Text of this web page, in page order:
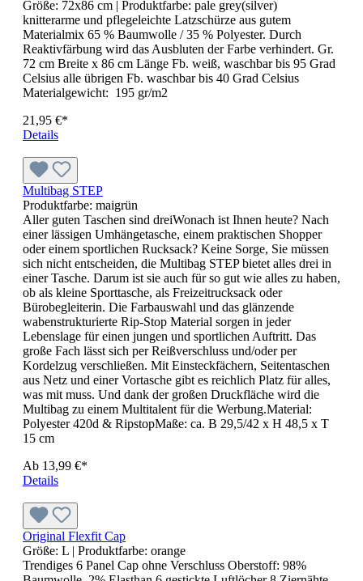
besonderen Blickfang. Das stabile Vollholzgestell in
Naturholz, der strapazierfähige Polyesterbezug und eine
Belastbarkeit von bis zu 120 kg garantieren eine langlebige
Qualität. Der hochwertige Multicolor-Druck auf der Vorder-
oder Rückseite der Rückenlehne ist bereits im Preis enthalten.
Da jeder Regiestuhl individuell gefertigt wird, stimmen wir
Vor Produktionsbeginn erhalten Sie selbstverständlich einen
Korrekturabzug zur Freigabe, sodass Ihr Regiestuhl genau
Regiestuhl ALFRED mit gekreuzten Beinen Hochwertiges
Vollholzgestell, Farbe Natur Strapazierfähiger Polyesterbezug
in Natur Klappbar und platzsparend zu verstauen Multicolor-
Bedruckung auf Vorder- oder Rückseite inklusive Individuelle
Gestaltung mit Wunschmotiv oder Wunschtext Belastbarkeit:
ca. 120 kg Gewicht: 5,5 kg Maße geöffnet (B × H × T): 60 ×
88 × 43 cm Maße zusammengeklappt (B × H × T): 22 × 69 ×
43 cm Sitzhöhe: 45,5 cm Einzelverpackung Wichtige
Hinweise Vor der Produktion erhalten Sie einen
Korrekturabzug zur Freigabe. Individuell bedruckte bzw.
veredelte Ware ist vom Umtausch ausgeschlossen. Der
Versand erfolgt ausschließlich innerhalb Deutschlands.
Versandkosten: 12,90 € pro Paket
49,00 €*
Details
Kugelschreiber Twister
Ein Preisknüller "Made in Germany"! Modernes Design und
riesige Werbeflächen machen diesen Drehkugelschreiber zu
Kugelschreiber mit einer Qualitätsmine Jogger.
0,35 €*
Details